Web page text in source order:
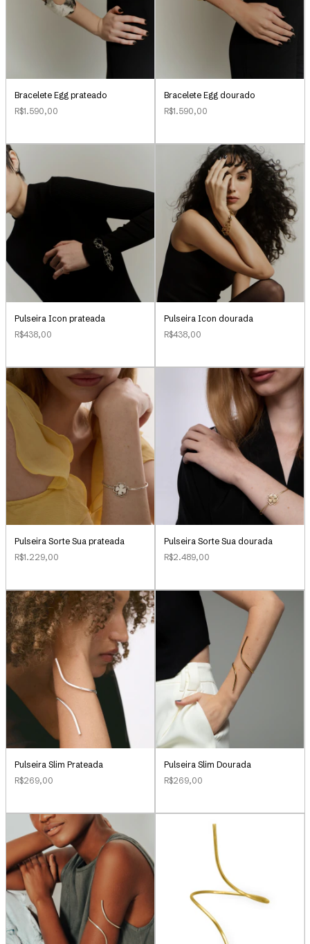
Bracelete Egg prateado
R$1.590,00
Bracelete Egg dourado
R$1.590,00
Pulseira Icon prateada
R$438,00
Pulseira Icon dourada
R$438,00
Pulseira Sorte Sua prateada
R$1.229,00
Pulseira Sorte Sua dourada
R$2.489,00
Pulseira Slim Prateada
R$269,00
Pulseira Slim Dourada
R$269,00